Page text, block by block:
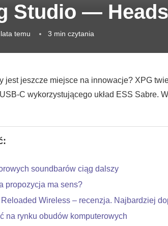
Studio —
temu 3 min czytania
jest jeszcze miejsce na innowacje? XPG
C wykorzystującego układ ESS
soundbarów ciąg dalszy
propozycja ma sens?
Wireless – recenzja. Najbardziej
na rynku obudów komputerowych